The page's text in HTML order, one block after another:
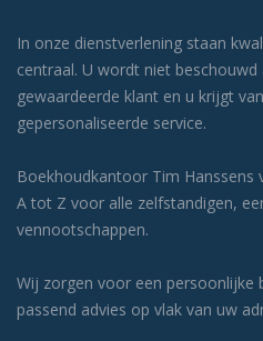
In onze dienstverlening staan
centraal. U wordt niet
gewaardeerde klant en u krijgt
gepersonaliseerde service.
Boekhoudkantoor Tim Hanssens
A tot Z voor alle zelfstandigen,
vennootschappen.
Wij zorgen voor een persoonlijke
passend advies op vlak van uw